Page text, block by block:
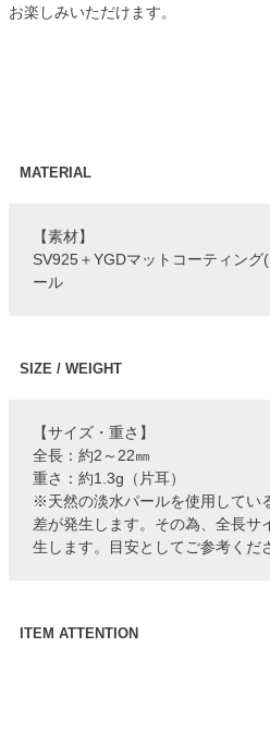
お楽しみいただけます。
MATERIAL
【素材】
SV925＋YGDマットコーティン
ール
SIZE / WEIGHT
【サイズ・重さ】
全長：約2～22㎜
重さ：約1.3g（片耳）
※天然の淡水パールを使用してい
差が発生します。その為、全長サ
生します。目安としてご参考くだ
ITEM ATTENTION